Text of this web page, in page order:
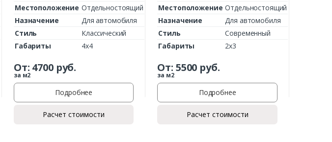
Местоположение Отдельностоящий
Назначение
Для автомобиля
Стиль
Классический
Габариты
4х4
От: 4700руб.
за м2
Подробнее
Расчет стоимости
Местоположение Отдельностоящий
Назначение
Для автомобиля
Стиль
Современный
Габариты
2х3
От: 5500 руб.
за м2
Подробнее
Расчет стоимости